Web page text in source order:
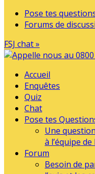
Pose tes
Forums de
FSJ chat »
Accueil
Enquêtes
Quiz
Chat
Pose tes
Une
à l’équipe
Forum
Besoin de